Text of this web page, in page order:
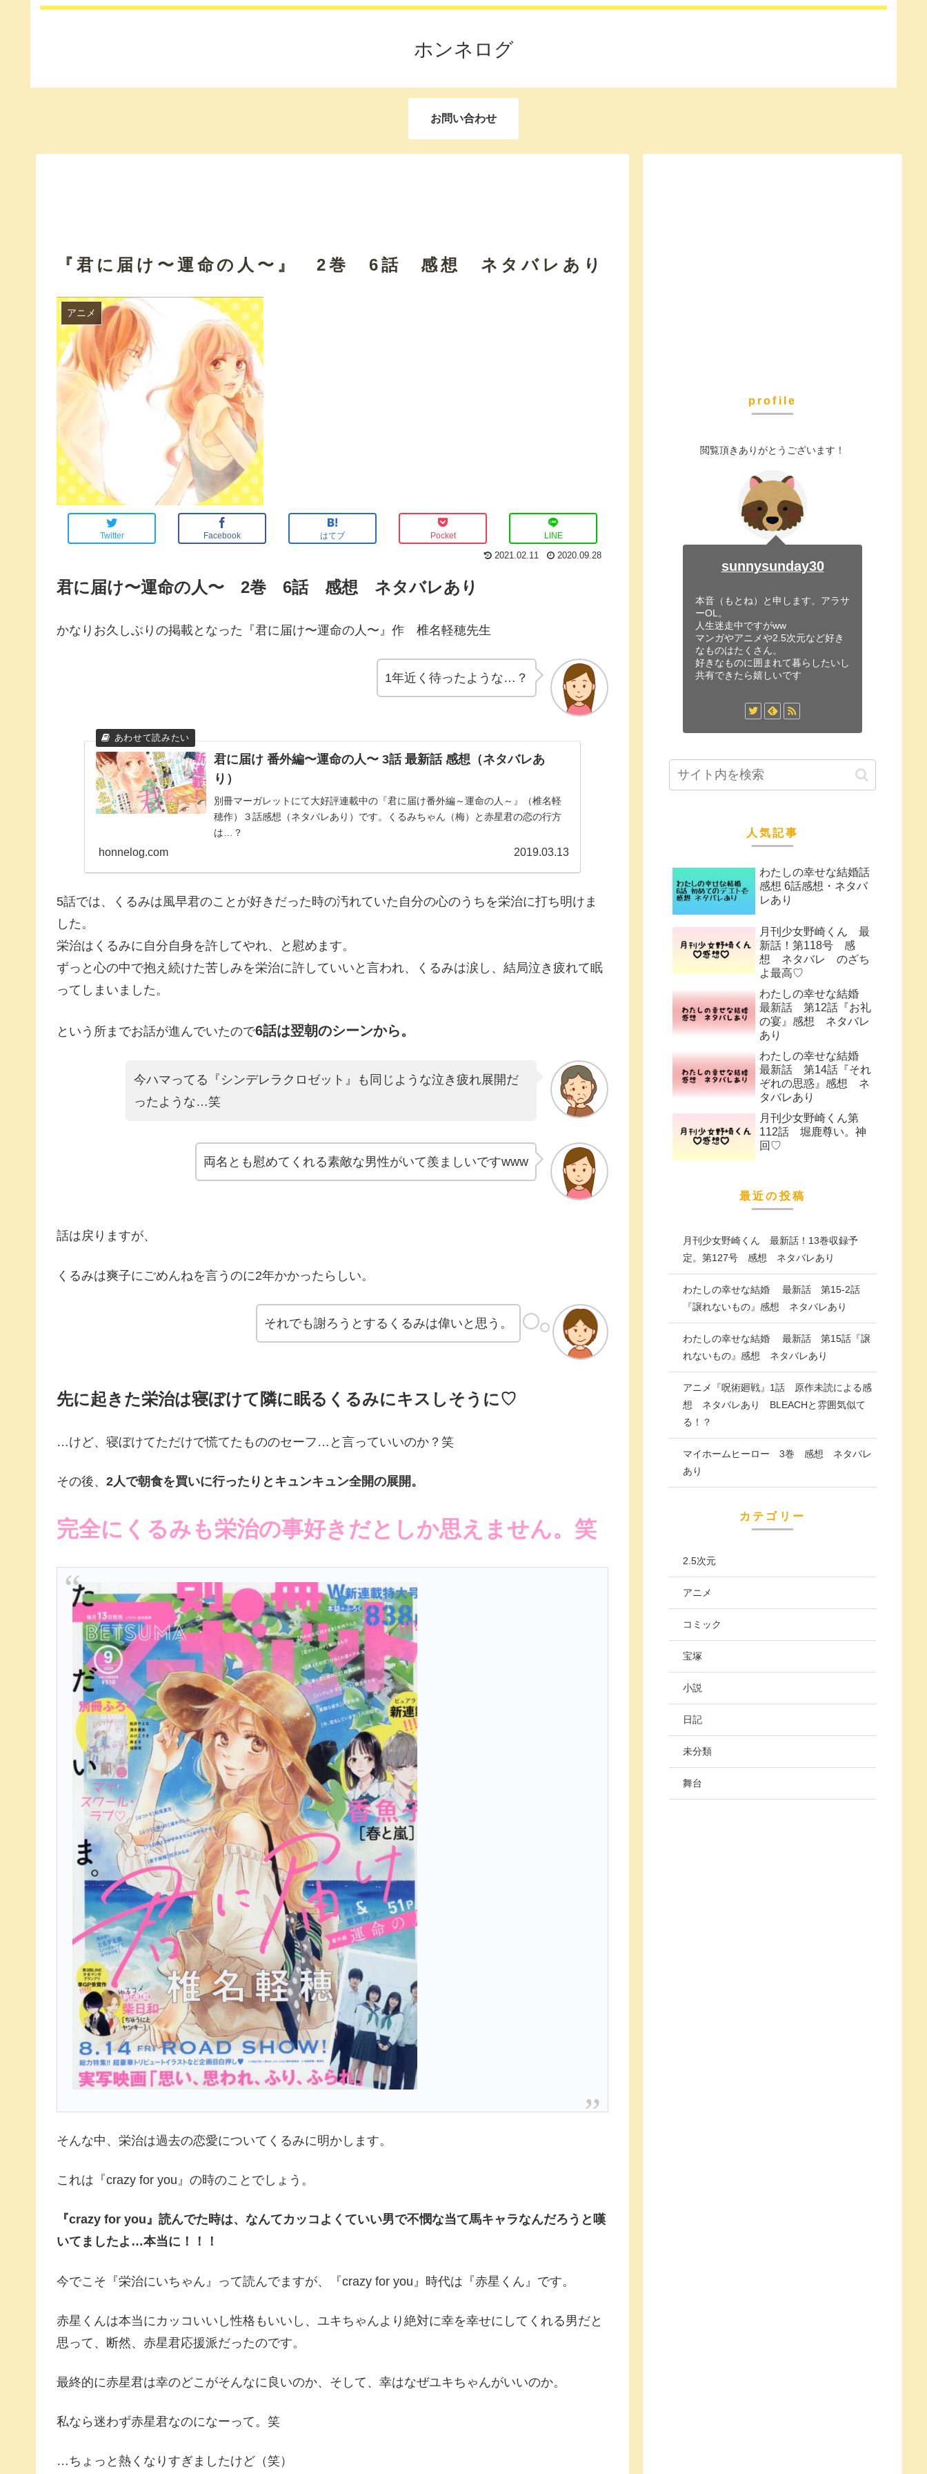
ホンネログ
お問い合わせ
『君に届け〜運命の人〜』 2巻 6話 感想 ネタバレあり
アニメ
Twitter Facebook はてブ Pocket LINE
2021.02.11 2020.09.28
君に届け〜運命の人〜 2巻 6話 感想 ネタバレあり
かなりお久しぶりの掲載となった『君に届け〜運命の人〜』作 椎名軽穂先生
1年近く待ったような…？
君に届け 番外編〜運命の人〜 3話 最新話 感想（ネタバレあ
り）
別冊マーガレットにて大好評連載中の『君に届け番外編～運命の人～』（椎名軽
穂作）３話感想（ネタバレあり）です。くるみちゃん（梅）と赤星君の恋の行方
は…？
honnelog.com 2019.03.13
5話では、くるみは風早君のことが好きだった時の汚れていた自分の心のうちを栄治に打ち明けま
した。
栄治はくるみに自分自身を許してやれ、と慰めます。
ずっと心の中で抱え続けた苦しみを栄治に許していいと言われ、くるみは涙し、結局泣き疲れて眠
ってしまいました。
という所までお話が進んでいたので6話は翌朝のシーンから。
今ハマってる『シンデレラクロゼット』も同じような泣き疲れ展開だ
ったような…笑
両名とも慰めてくれる素敵な男性がいて羨ましいですwww
話は戻りますが、
くるみは爽子にごめんねを言うのに2年かかったらしい。
それでも謝ろうとするくるみは偉いと思う。
先に起きた栄治は寝ぼけて隣に眠るくるみにキスしそうに♡
…けど、寝ぼけてただけで慌てたもののセーフ…と言っていいのか？笑
その後、 2人で朝食を買いに行ったりとキュンキュン全開の展開。
完全にくるみも栄治の事好きだとしか思えません。笑
そんな中、栄治は過去の恋愛についてくるみに明かします。
これは『crazy for you』の時のことでしょう。
『crazy for you』読んでた時は、なんてカッコよくていい男で不憫な当て馬キャラなんだろうと嘆
いてましたよ…本当に！！！
今でこそ『栄治にいちゃん』って読んでますが、『crazy for you』時代は『赤星くん』です。
赤星くんは本当にカッコいいし性格もいいし、ユキちゃんより絶対に幸を幸せにしてくれる男だと
思って、断然、赤星君応援派だったのです。
最終的に赤星君は幸のどこがそんなに良いのか、そして、幸はなぜユキちゃんがいいのか。
私なら迷わず赤星君なのになーって。笑
…ちょっと熱くなりすぎましたけど（笑）
profile
閲覧頂きありがとうございます！
sunnysunday30
本音（もとね）と申します。アラサ
ーOL。
人生迷走中ですがww
マンガやアニメや2.5次元など好き
なものはたくさん。
好きなものに囲まれて暮らしたいし
共有できたら嬉しいです
人気記事
わたしの幸せな結婚話
感想 6話感想・ネタバ
レあり
月刊少女野崎くん 最
新話！第118号 感
想 ネタバレ のざち
よ最高♡
わたしの幸せな結婚
最新話 第12話『お礼
の宴』感想 ネタバレ
あり
わたしの幸せな結婚
最新話 第14話『それ
ぞれの思惑』感想 ネ
タバレあり
月刊少女野崎くん第
112話 堀鹿尊い。神
回♡
最近の投稿
月刊少女野崎くん 最新話！13巻収録予
定。第127号 感想 ネタバレあり
わたしの幸せな結婚 最新話 第15-2話
『譲れないもの』感想 ネタバレあり
わたしの幸せな結婚 最新話 第15話『譲
れないもの』感想 ネタバレあり
アニメ『呪術廻戦』1話 原作未読による感
想 ネタバレあり BLEACHと雰囲気似て
る！？
マイホームヒーロー 3巻 感想 ネタバレ
あり
カテゴリー
2.5次元
アニメ
コミック
宝塚
小説
日記
未分類
舞台